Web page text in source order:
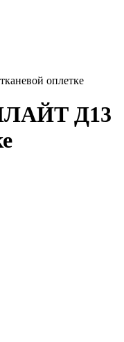
оплетке
Д13